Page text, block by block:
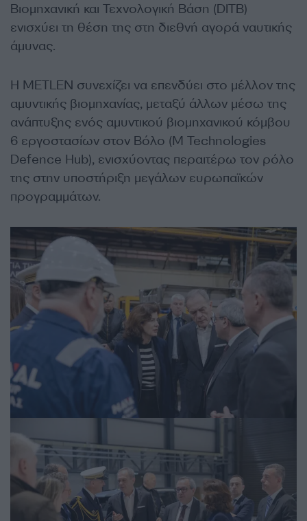
Βιομηχανική και Τεχνολογική Βάση (DITB)
ενισχύει τη θέση της στη διεθνή αγορά ναυτικής
άμυνας.
Η METLEN συνεχίζει να επενδύει στο μέλλον της
αμυντικής βιομηχανίας, μεταξύ άλλων μέσω της
ανάπτυξης ενός αμυντικού βιομηχανικού κόμβου
6 εργοστασίων στον Βόλο (M Technologies
Defence Hub), ενισχύοντας περαιτέρω τον ρόλο
της στην υποστήριξη μεγάλων ευρωπαϊκών
προγραμμάτων.